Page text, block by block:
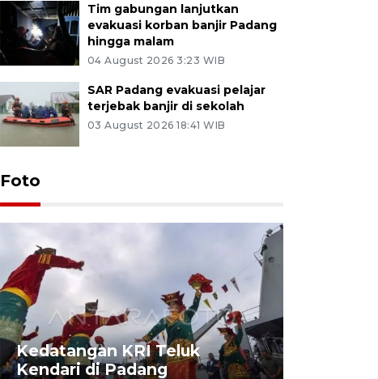
Tim gabungan lanjutkan
evakuasi korban banjir Padang
hingga malam
04 August 2026 3:23 WIB
SAR Padang evakuasi pelajar
terjebak banjir di sekolah
03 August 2026 18:41 WIB
Foto
Kedatangan KRI Teluk
Kendari di Padang